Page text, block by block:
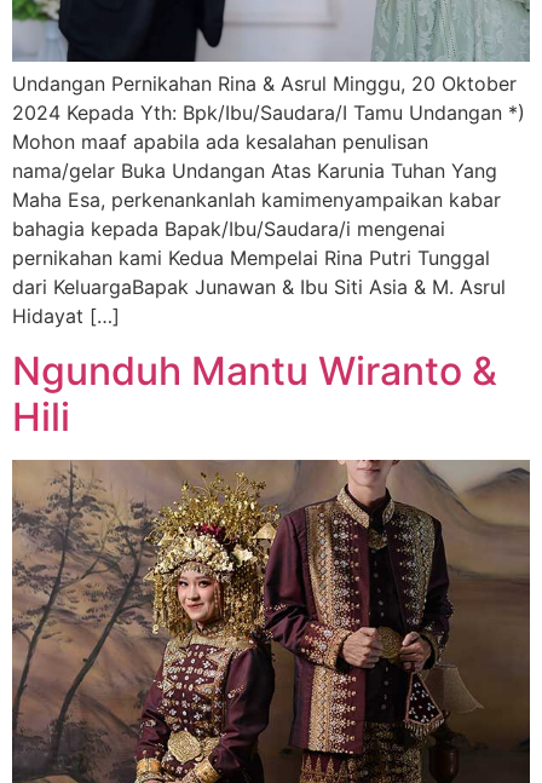
Undangan Pernikahan Rina & Asrul Minggu, 20 Oktober
2024 Kepada Yth: Bpk/Ibu/Saudara/I Tamu Undangan *)
Mohon maaf apabila ada kesalahan penulisan
nama/gelar Buka Undangan Atas Karunia Tuhan Yang
Maha Esa, perkenankanlah kamimenyampaikan kabar
bahagia kepada Bapak/Ibu/Saudara/i mengenai
pernikahan kami Kedua Mempelai Rina Putri Tunggal
dari KeluargaBapak Junawan & Ibu Siti Asia & M. Asrul
Hidayat […]
Ngunduh Mantu Wiranto &
Hili